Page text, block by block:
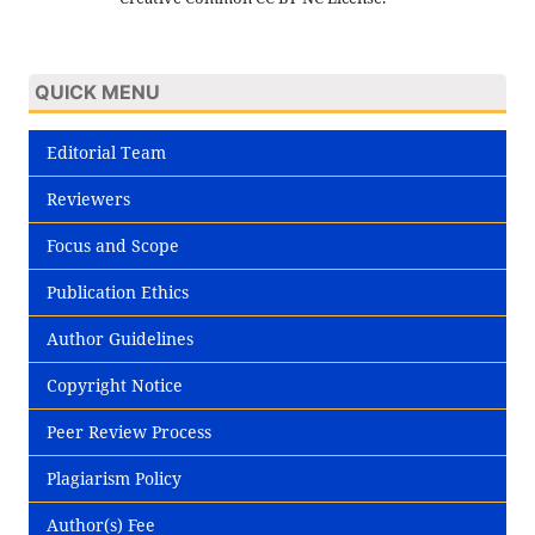
QUICK MENU
Editorial Team
Reviewers
Focus and Scope
Publication Ethics
Author Guidelines
Copyright Notice
Peer Review Process
Plagiarism Policy
Author(s) Fee